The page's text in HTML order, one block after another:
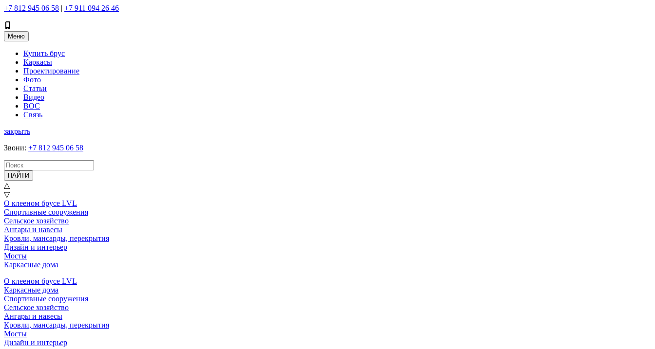
+7 812 945 06 58 | +7 911 094 26 46
Меню
Купить брус
Каркасы
Проектирование
Фото
Статьи
Видео
ВОС
Связь
закрыть
Звони: +7 812 945 06 58
НАЙТИ
△
▽
О клееном брусе LVL
Спортивные сооружения
Сельское хозяйство
Ангары и навесы
Кровли, мансарды, перекрытия
Дизайн и интерьер
Мосты
Каркасные дома
О клееном брусе LVL
Каркасные дома
Спортивные сооружения
Сельское хозяйство
Ангары и навесы
Кровли, мансарды, перекрытия
Мосты
Дизайн и интерьер